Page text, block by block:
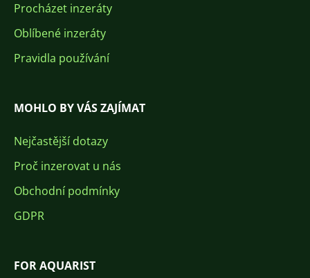
Procházet inzeráty
Oblíbené inzeráty
Pravidla používání
MOHLO BY VÁS ZAJÍMAT
Nejčastější dotazy
Proč inzerovat u nás
Obchodní podmínky
GDPR
FOR AQUARIST